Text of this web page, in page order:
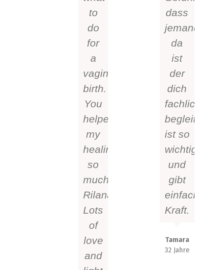
to
do
for
a
vaginal
birth.
You
helped
my
healing
so
much
Rilana.
Lots
of
love
and
dass
jemand
da
ist
der
dich
fachlich
begleitet,
ist so
wichtig
und
gibt
einfach
Kraft.
Tamara
32 Jahre